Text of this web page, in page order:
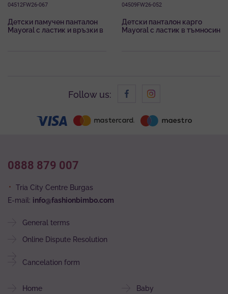
04512FW26-067
Детски памучен панталон
Mayoral с ластик и връзки в
04509FW26-052
Детски панталон карго
Mayoral с ластик в тъмносин
Follow us:
0888 879 007
Tria City Centre Burgas
E-mail: info@fashionbimbo.com
Baby
Home
General terms
Online Dispute Resolution
Cancelation form